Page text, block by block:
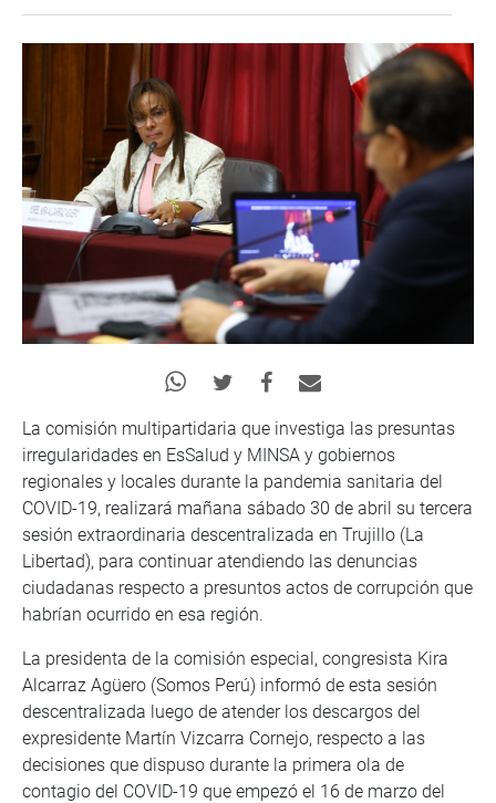
La comisión multipartidaria que investiga las presuntas
irregularidades en EsSalud y MINSA y gobiernos
regionales y locales durante la pandemia sanitaria del
COVID-19, realizará mañana sábado 30 de abril su tercera
sesión extraordinaria descentralizada en Trujillo (La
Libertad), para continuar atendiendo las denuncias
ciudadanas respecto a presuntos actos de corrupción que
habrían ocurrido en esa región.
La presidenta de la comisión especial, congresista Kira
Alcarraz Agüero (Somos Perú) informó de esta sesión
descentralizada luego de atender los descargos del
expresidente Martín Vizcarra Cornejo, respecto a las
decisiones que dispuso durante la primera ola de
contagio del COVID-19 que empezó el 16 de marzo del